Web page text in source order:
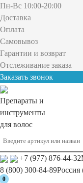
Пн-Вс 10:00-20:00
Доставка
Оплата
Самовывоз
Гарантии и возврат
Отслеживание заказа
Заказать звонок
Препараты и
инструменты
для волос
+7 (977) 876-44-32
8 (800) 300-84-89Россия
0